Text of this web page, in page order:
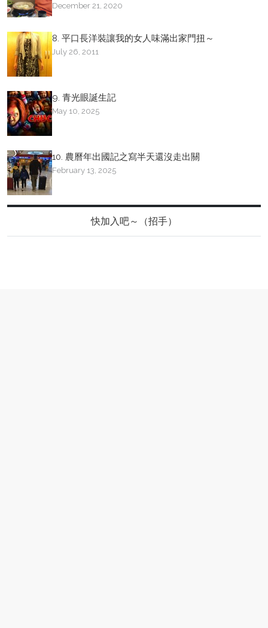
December 21, 2020
8. 平口長洋裝讓我的女人味滿出家門扭～
July 26, 2011
9. 青光眼誕生記
May 10, 2025
10. 農曆年出國記之寫半天還沒走出關
February 13, 2025
快加入吧～（招手）